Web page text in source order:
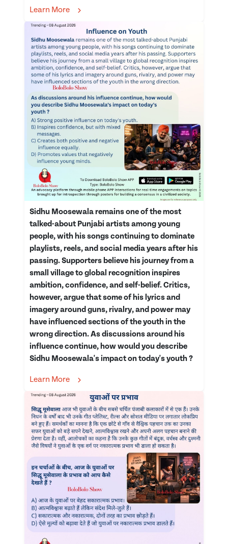
Learn More
Sidhu Moosewala remains one of the most
talked-about Punjabi artists among young
people, with his songs continuing to dominate
playlists, reels, and social media years after his
passing. Supporters believe his journey from a
small village to global recognition inspires
ambition, confidence, and self-belief. Critics,
however, argue that some of his lyrics and
imagery around guns, rivalry, and power may
have influenced sections of the youth in the
wrong direction. As discussions around his
influence continue, how would you describe
Sidhu Moosewala's impact on today's youth ?
Learn More